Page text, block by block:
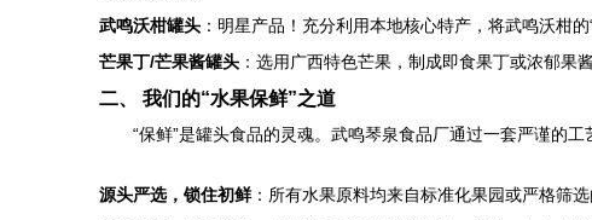
武鸣沃柑罐头 ：明星产品！充分利用本地核心特产，将武鸣沃柑
芒果丁/芒果酱罐头 ：选用广西特色芒果，制成即食果丁或浓郁果
二、 我们的“水果保鲜”之道
“保鲜”是罐头食品的灵魂。武鸣琴泉食品厂通过一套严谨的
源头严选，锁住初鲜：所有水果原料均来自标准化果园或严格筛